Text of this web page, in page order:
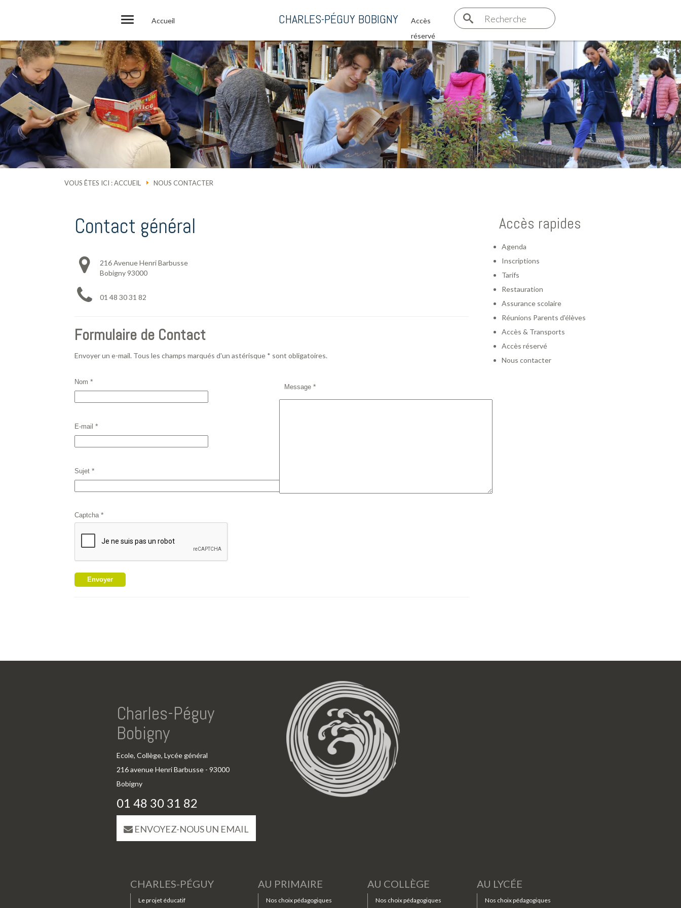
Accueil CHARLES-PÉGUY BOBIGNY
Accès
réservé
Recherche
VOUS ÊTES ICI :ACCUEIL NOUS CONTACTER
Contact général
216 Avenue Henri Barbusse
Bobigny93000
01 48 30 31 82
Formulaire de Contact
Envoyer un e-mail. Tous les champs marqués d'un astérisque * sont obligatoires.
Nom *
E-mail *
Sujet *
Message*
Captcha *
Envoyer
Accès rapides
Agenda
Inscriptions
Tarifs
Restauration
Assurance scolaire
Réunions Parents d'élèves
Accès & Transports
Accès réservé
Nous contacter
Charles-Péguy
Bobigny
Ecole, Collège, Lycée général
216 avenue Henri Barbusse - 93000
Bobigny
01 48 30 31 82
ENVOYEZ-NOUS UN EMAIL
CHARLES-PÉGUY
Le projet éducatif
AU PRIMAIRE
Nos choix pédagogiques
AU COLLÈGE
Nos choix pédagogiques
AU LYCÉE
Nos choix pédagogiques